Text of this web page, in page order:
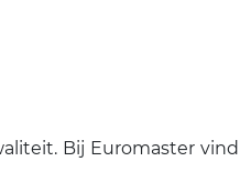
Bij Euromaster